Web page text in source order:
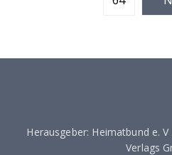
e
Herausgeber: Heimatbund e.
Verlags